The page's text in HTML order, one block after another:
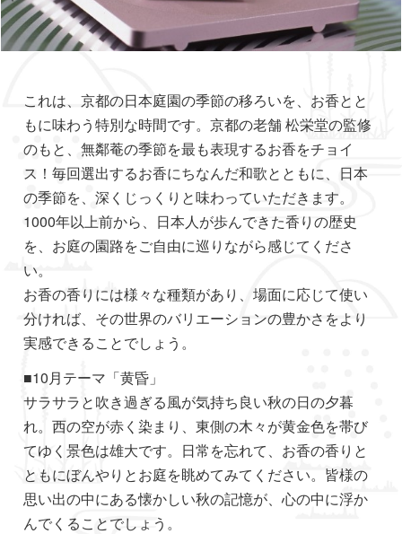
これは、京都の日本庭園の季節の移ろいを、お香とと
もに味わう特別な時間です。京都の老舗 松栄堂の監修
のもと、無鄰菴の季節を最も表現するお香をチョイ
ス！毎回選出するお香にちなんだ和歌とともに、日本
の季節を、深くじっくりと味わっていただきます。
1000年以上前から、日本人が歩んできた香りの歴史
を、お庭の園路をご自由に巡りながら感じてくださ
い。
お香の香りには様々な種類があり、場面に応じて使い
分ければ、その世界のバリエーションの豊かさをより
実感できることでしょう。
■10月テーマ「黄昏」
サラサラと吹き過ぎる風が気持ち良い秋の日の夕暮
れ。西の空が赤く染まり、東側の木々が黄金色を帯び
てゆく景色は雄大です。日常を忘れて、お香の香りと
ともにぼんやりとお庭を眺めてみてください。皆様の
思い出の中にある懐かしい秋の記憶が、心の中に浮か
んでくることでしょう。